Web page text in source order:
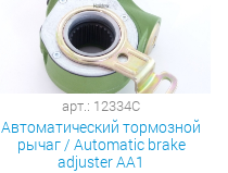
арт.: 12334C
Автоматический тормозной
рычаг / Automatic brake
adjuster AA1